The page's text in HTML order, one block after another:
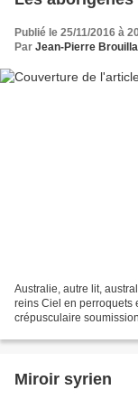
Publié le 25/11/2016 à
Par Jean-Pierre
Australie, autre lit,
reins Ciel en perroquets
crépusculaire
Miroir syrien